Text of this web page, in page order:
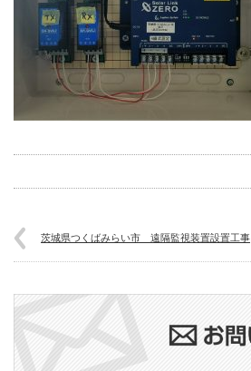
茨城県つくばみらい市 遠隔監視装置設置工事